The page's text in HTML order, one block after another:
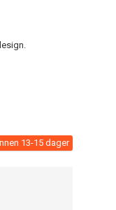
13-15 dager